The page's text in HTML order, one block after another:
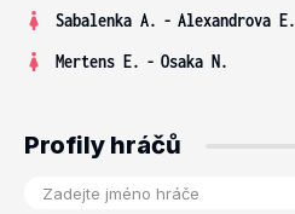
Sabalenka A. - Alexandrova E.
Mertens E. - Osaka N.
Profily hráčů